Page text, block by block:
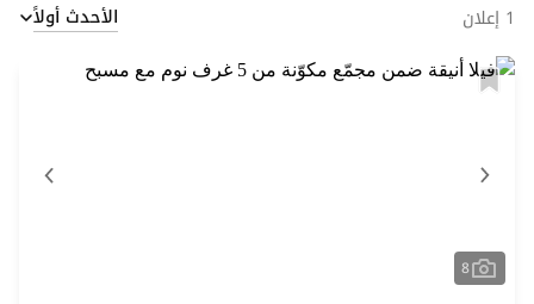
شقق في اللؤلؤة
فلل في الخليج الغربي
1 إعلان الأحدث أولاً
8